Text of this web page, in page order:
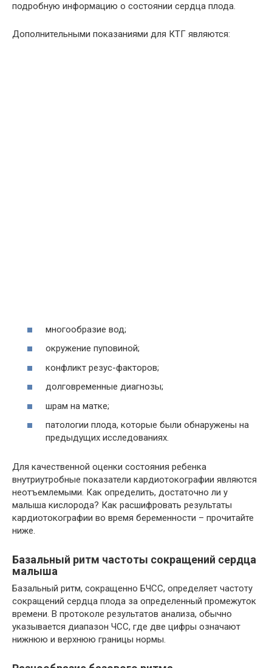
подробную информацию о состоянии сердца плода.
Дополнительными показаниями для КТГ являются:
многообразие вод;
окружение пуповиной;
конфликт резус-факторов;
долговременные диагнозы;
шрам на матке;
патологии плода, которые были обнаружены на
предыдущих исследованиях.
Для качественной оценки состояния ребенка
внутриутробные показатели кардиотокографии являются
неотъемлемыми. Как определить, достаточно ли у
малыша кислорода? Как расшифровать результаты
кардиотокографии во время беременности – прочитайте
ниже.
Базальный ритм частоты сокращений сердца
малыша
Базальный ритм, сокращенно БЧСС, определяет частоту
сокращений сердца плода за определенный промежуток
времени. В протоколе результатов анализа, обычно
указывается диапазон ЧСС, где две цифры означают
нижнюю и верхнюю границы нормы.